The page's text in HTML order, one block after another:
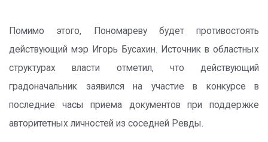
Помимо этого, Пономареву будет противостоять
действующий мэр Игорь Бусахин. Источник в областных
структурах власти отметил, что действующий
градоначальник заявился на участие в конкурсе в
последние часы приема документов при поддержке
авторитетных личностей из соседней Ревды.